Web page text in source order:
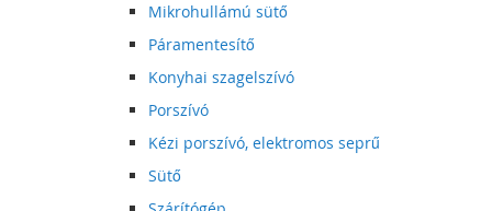
Mikrohullámú sütő
Páramentesítő
Konyhai szagelszívó
Porszívó
Kézi porszívó, elektromos seprű
Sütő